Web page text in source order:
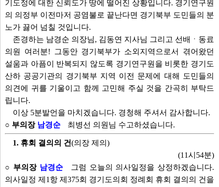
기도정에 대한 신뢰도가 땅에 떨어진 상황입니다. 경기연구원
의 의정부 이전마저 공염불로 끝난다면 경기북부 도민들의 분
노가 끓어 넘칠 것입니다.
존경하는 남경순 의장님, 김동연 지사님 그리고 선배ㆍ동료
의원 여러분! 그동안 경기북부가 소외지역으로서 겪어왔던
설움과 아픔이 반복되지 않도록 경기연구원을 비롯한 경기도
산하 공공기관의 경기북부 지역 이전 문제에 대해 도민들의
의견에 귀를 기울이고 함께 고민해 주실 것을 간곡히 부탁드
립니다.
이상 5분발언을 마치겠습니다. 경청해 주셔서 감사합니다.
○ 부의장 남경순 최병선 의원님 수고하셨습니다.
1. 휴회 결의의 건(의장 제의)
(11시54분)
○ 부의장 남경순
그럼 오늘의 의사일정을 상정하겠습니다.
의사일정 제1항 제375회 경기도의회 정례회 휴회 결의의 건을